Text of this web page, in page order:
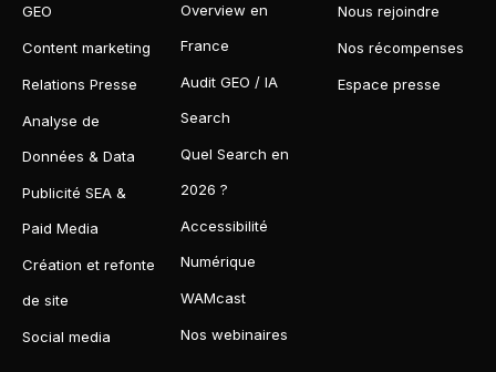
GEO
Content marketing
Relations Presse
Analyse de
Données & Data
Publicité SEA &
Paid Media
Création et refonte
de site
Social media
Overview en
France
Audit GEO / IA
Search
Quel Search en
2026 ?
Accessibilité
Numérique
WAMcast
Nos webinaires
Nous rejoindre
Nos récompenses
Espace presse